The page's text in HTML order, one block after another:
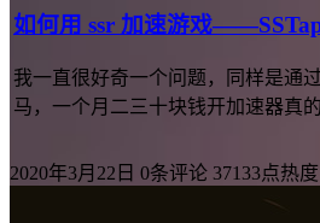
如何用 ssr 加速游戏
我一直很好奇一个问题，同样是通
马，一个月二三十块钱开加速器真
2020年3月22日 0条评论 37133点热度